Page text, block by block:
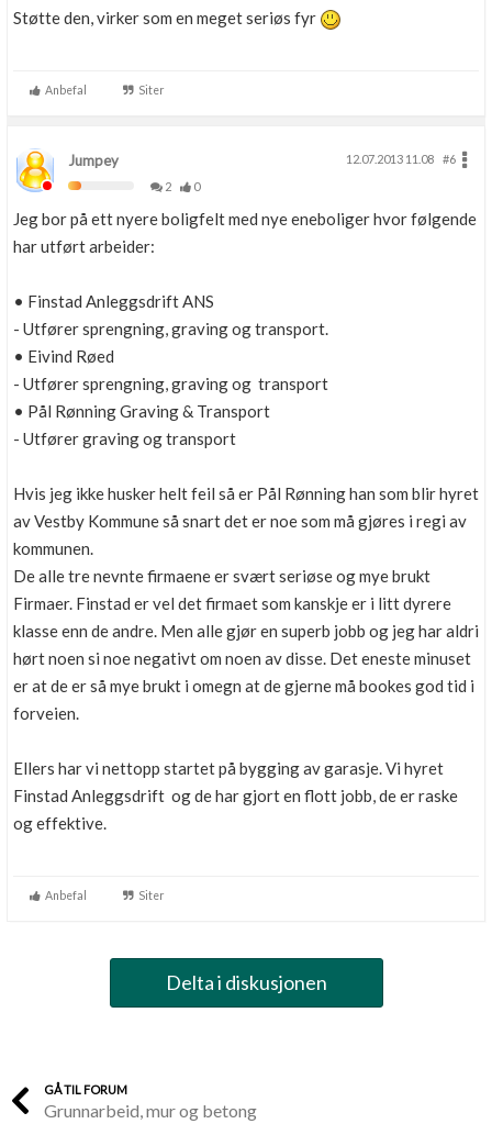
Støtte den, virker som en meget seriøs fyr
Anbefal Siter
Jumpey 12.07.2013 11.08
#6
2
0
Jeg bor på ett nyere boligfelt med nye eneboliger hvor følgende
har utført arbeider:
• Finstad Anleggsdrift ANS
- Utfører sprengning, graving og transport.
• Eivind Røed
- Utfører sprengning, graving og transport
• Pål Rønning Graving & Transport
- Utfører graving og transport
Hvis jeg ikke husker helt feil så er Pål Rønning han som blir hyret
av Vestby Kommune så snart det er noe som må gjøres i regi av
kommunen.
De alle tre nevnte firmaene er svært seriøse og mye brukt
Firmaer. Finstad er vel det firmaet som kanskje er i litt dyrere
klasse enn de andre. Men alle gjør en superb jobb og jeg har aldri
hørt noen si noe negativt om noen av disse. Det eneste minuset
er at de er så mye brukt i omegn at de gjerne må bookes god tid i
forveien.
Ellers har vi nettopp startet på bygging av garasje. Vi hyret
Finstad Anleggsdrift og de har gjort en flott jobb, de er raske
og effektive.
Anbefal Siter
Delta i diskusjonen
GÅ TIL FORUM
Grunnarbeid, mur og betong